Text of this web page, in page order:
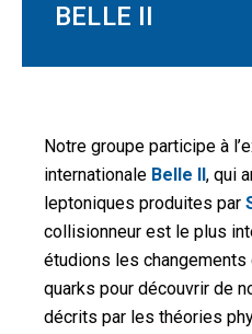
BELLE II
Notre groupe participe à
internationale Belle II, qui
leptoniques produites par
collisionneur est le plus
étudions les
quarks pour découvrir de
décrits par les théories